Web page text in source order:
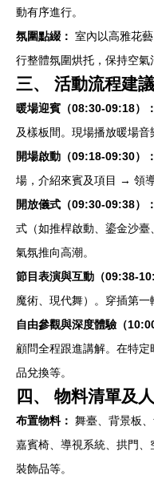
動有序進行。
氛圍點綴： 室內以高雅花
行整體氛圍烘托，保持空氣
三、 活動流程建
暖場迎賓（08:30-09:18）：
及樣板間。現場播放暖場音
開場啟動（09:18-09:30）：
場，介紹來賓及項目 → 領導
開放儀式（09:30-09:38）：
式（如推桿啟動、鎏金沙
氣氛推向高潮。
節目表演與互動（09:38-
魔術、現代舞）。穿插第一
自由參觀與深度體驗（
顧問全程跟進講解。在特
品兌換等。
四、 物料清單及
布置物料： 舞臺、背景板
嘉賓椅、導視系統、拱門、
裝飾品等。